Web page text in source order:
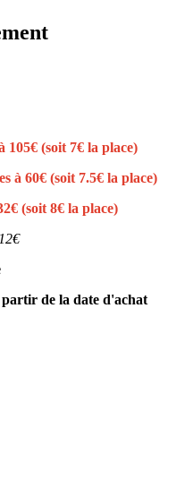
105€ (soit 7€ la place)
à 60€ (soit 7.5€ la place)
(soit 8€ la place)
partir de la date d'achat